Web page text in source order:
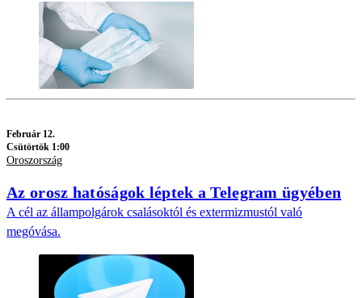
Február 12.
Csütörtök 1:00
Oroszország
Az orosz hatóságok léptek a Telegram ügyében
A cél az állampolgárok csalásoktól és extermizmustól való
megóvása.